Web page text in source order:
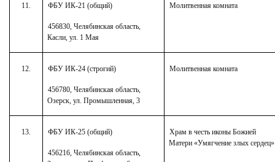
11. ФБУ ИК-21 (общий)
456830, Челябинская область,
Касли, ул. 1 Мая
Молитвенная комната
12. ФБУ ИК-24 (строгий)
456780, Челябинская область,
Озерск, ул. Промышленная, 3
Молитвенная комната
13. ФБУ ИК-25 (общий)
456216, Челябинская область,
Храм в честь иконы Божией
Матери «Умягчение злых сердец»